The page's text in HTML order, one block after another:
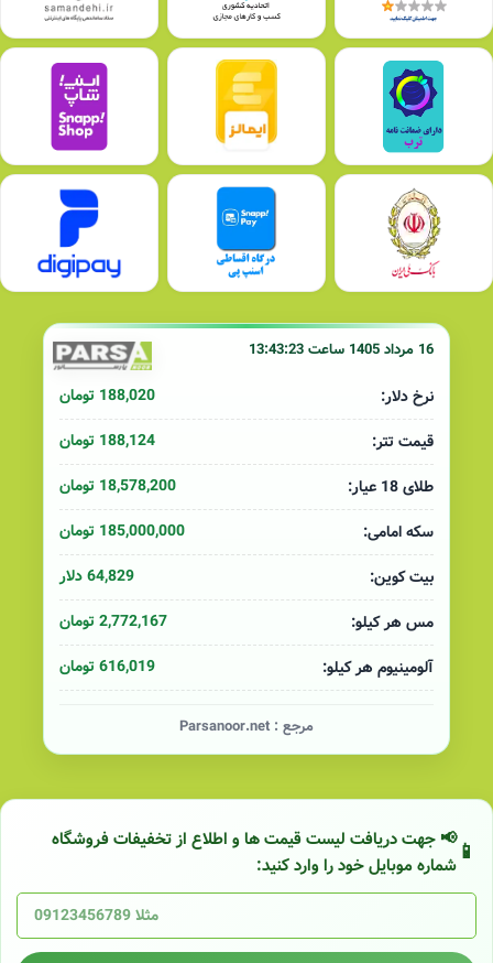
16 مرداد 1405 ساعت 13:43:23
نرخ دلار:
188,020 تومان
قیمت تتر:
188,124 تومان
طلای 18 عیار:
18,578,200 تومان
سکه امامی:
185,000,000 تومان
بیت کوین:
64,829 دلار
مس هر کیلو:
2,772,167 تومان
آلومینیوم هر کیلو:
616,019 تومان
مرجع : Parsanoor.net
📢 جهت دریافت لیست قیمت ها و اطلاع از تخفیفات فروشگاه
شماره موبایل خود را وارد کنید: